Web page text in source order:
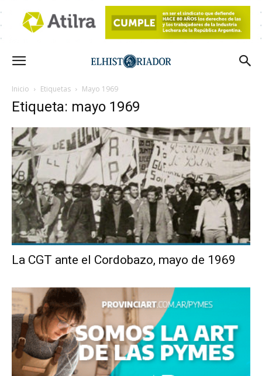
Inicio Etiquetas Mayo 1969
Etiqueta: mayo 1969
La CGT ante el Cordobazo, mayo de 1969